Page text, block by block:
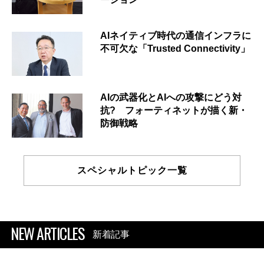
AIネイティブ時代の通信インフラに
不可欠な「Trusted Connectivity」
AIの武器化とAIへの攻撃にどう対
抗? フォーティネットが描く新・
防御戦略
スペシャルトピック一覧
NEW ARTICLES 新着記事